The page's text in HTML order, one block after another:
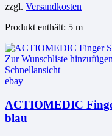
zzgl. Versandkosten
Produkt enthält: 5 m
Zur Wunschliste hinzufügen
Schnellansicht
ebay
ACTIOMEDIC
blau